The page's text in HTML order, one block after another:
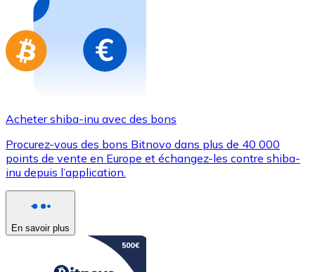
Aller à la boutique de cartes-cadeaux
Acheter shiba-inu avec des bons
Procurez-vous des bons Bitnovo dans plus de 40 000
points de vente en Europe et échangez-les contre shiba-
inu depuis l’application.
En savoir plus